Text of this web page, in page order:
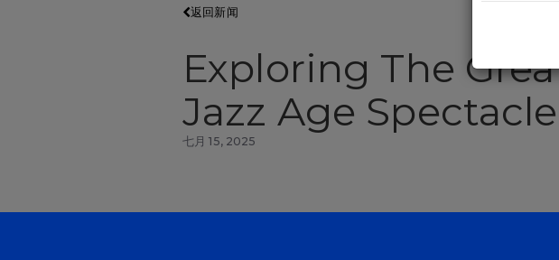
返回新闻
Exploring The
Jazz Age
七月 15, 2025